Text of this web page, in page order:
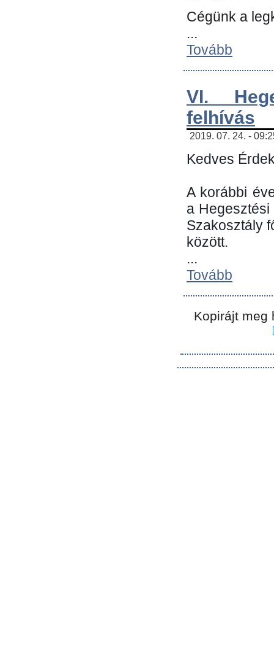
Cégünk a
...
Tovább
VI.
felhívás
2019. 07. 24. -
Kedves
A korábbi
a
Szakosztály
között.
...
Tovább
Kopirájt meg